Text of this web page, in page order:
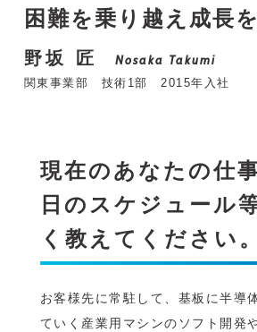
困難を乗り越え成長
野坂 匠 Nosaka Takumi
関東事業部 技術1部 2015年入社
現在のあなたの仕
日のスケジュール
く教えてください。
お客様先に常駐して、基板に半導
ていく産業用マシンのソフト開発